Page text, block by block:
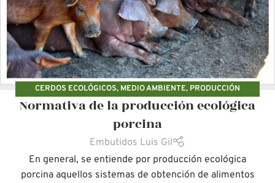
CERDOS ECOLÓGICOS, MEDIO AMBIENTE, PRODUCCIÓN
ECOLÓGICA ,PRODUCCIÓN SOSTENIBLE
Normativa de la producción ecológica
porcina
Embutidos Luis Gil
En general, se entiende por producción ecológica
porcina aquellos sistemas de obtención de alimentos